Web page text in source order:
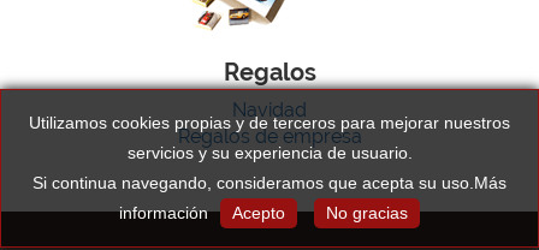
Regalos
Navidad
Regalos de empresa
Utilizamos cookies propias y de terceros para mejorar nuestros
servicios y su experiencia de usuario.
Si continua navegando, consideramos que acepta su uso. Más
información
Acepto No gracias